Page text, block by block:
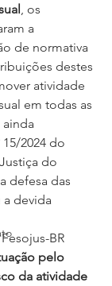
, os
a
de normativa
destes
atividade
em todas as
ainda
2024 do
do
defesa das
devida
BR
pelo
da atividade